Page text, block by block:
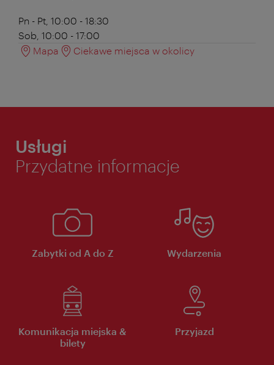
Pn - Pt, 10:00 - 18:30
Sob, 10:00 - 17:00
Mapa
Ciekawe miejsca w okolicy
Usługi
Przydatne informacje
Zabytki od A do Z Wydarzenia
Komunikacja miejska &
bilety
Przyjazd